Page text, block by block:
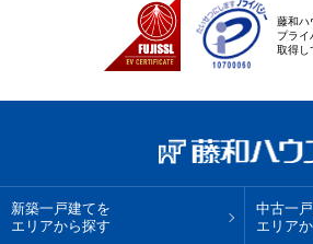
藤和ハ
プライ
取得し
新築一戸建てを
エリアから探す
中古一
エリア